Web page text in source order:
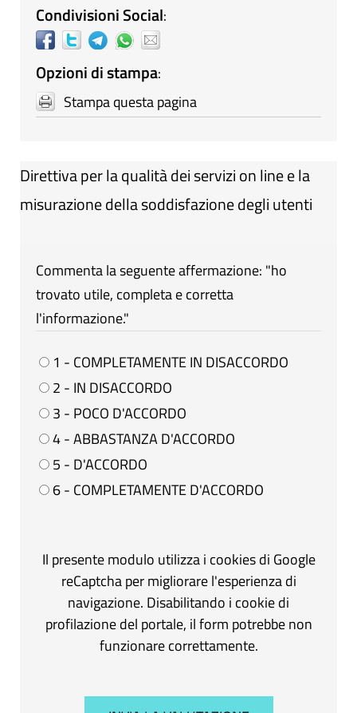
Condivisioni Social:
Opzioni di stampa:
Stampa questa pagina
Direttiva per la qualità dei servizi on line e la
misurazione della soddisfazione degli utenti
Commenta la seguente affermazione: "ho
trovato utile, completa e corretta
l'informazione."
1 - COMPLETAMENTE IN DISACCORDO
2 - IN DISACCORDO
3 - POCO D'ACCORDO
4 - ABBASTANZA D'ACCORDO
5 - D'ACCORDO
6 - COMPLETAMENTE D'ACCORDO
Il presente modulo utilizza i cookies di Google
reCaptcha per migliorare l'esperienza di
navigazione. Disabilitando i cookie di
profilazione del portale, il form potrebbe non
funzionare correttamente.